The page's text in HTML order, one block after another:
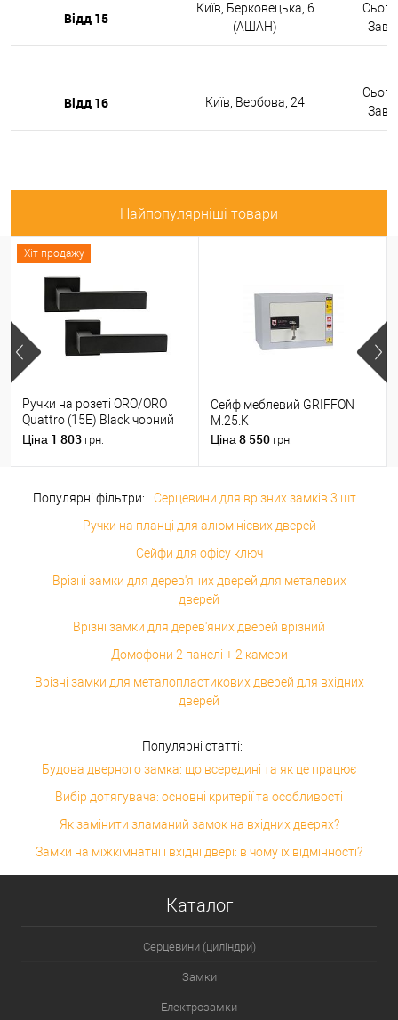
Відд 15
Київ, Берковецька, 6
(АШАН)
Відд 16 Київ, Вербова, 24
Найпопулярніші товари
Хіт продажу
Ручки на розеті ORO/ORO
Quattro (15E) Black чорний
матовий
Ціна 1 803 грн.
Сейф меблевий GRIFFON
M.25.K
Ціна 8 550 грн.
Популярні фільтри:
Серцевини для врізних замків 3 шт
Ручки на планці для алюмінієвих дверей
Сейфи для офісу ключ
Врізні замки для дерев'яних дверей для металевих
дверей
Врізні замки для дерев'яних дверей врізний
Домофони 2 панелі + 2 камери
Врізні замки для металопластикових дверей для вхідних
дверей
Популярні статті:
Будова дверного замка: що всередині та як це працює
Вибір дотягувача: основні критерії та особливості
Як замінити зламаний замок на вхідних дверях?
Замки на міжкімнатні і вхідні двері: в чому їх відмінності?
Каталог
Серцевини (циліндри)
Замки
Електрозамки